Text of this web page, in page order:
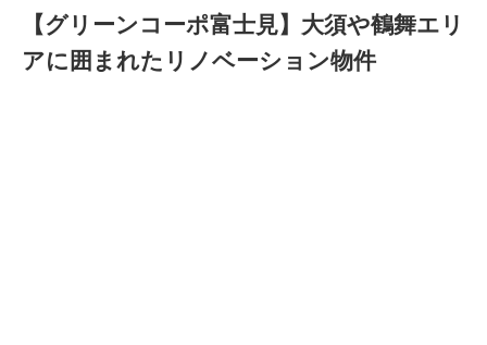
【グリーンコーポ富士見】大須や鶴舞エリ
アに囲まれたリノベーション物件